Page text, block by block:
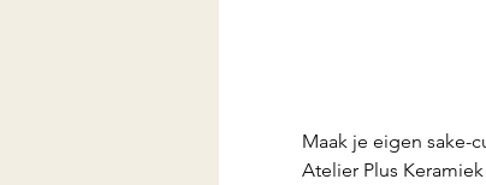
Maak je eigen sake-
Atelier Plus